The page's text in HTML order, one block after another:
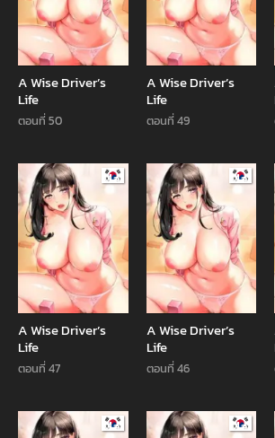
A Wise Driver’s
Life
ตอนที่ 50
A Wise Driver’s
Life
ตอนที่ 49
Manhwa
A Wise Driver’s
Life
ตอนที่ 47
A Wise Driver’s
Life
ตอนที่ 46
Manhwa